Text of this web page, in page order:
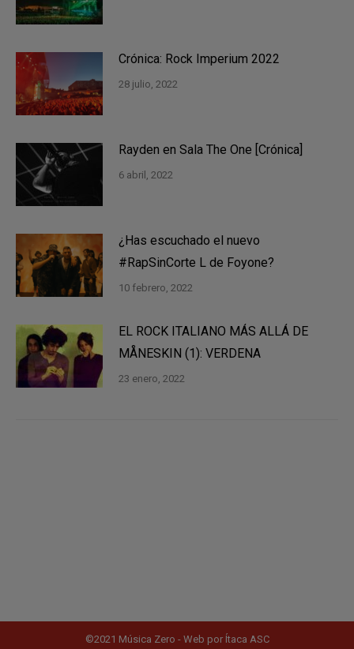
Crónica: Rock Imperium 2022
28 julio, 2022
Rayden en Sala The One [Crónica]
6 abril, 2022
¿Has escuchado el nuevo
#RapSinCorte L de Foyone?
10 febrero, 2022
EL ROCK ITALIANO MÁS ALLÁ DE
MÅNESKIN (1): VERDENA
23 enero, 2022
©2021 Música Zero - Web por Ítaca ASC